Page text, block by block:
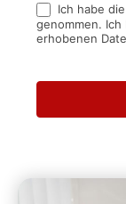
Ich habe
genommen.
erhobenen